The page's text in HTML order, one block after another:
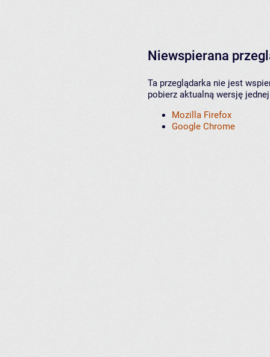
Niewspierana
Ta przeglądarka nie jest
pobierz aktualną wersję
Mozilla Firefox
Google Chrome